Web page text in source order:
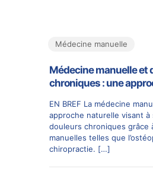
Médecine manuelle
Médecine manuelle et
chroniques : une
EN BREF La médecine
approche naturelle visant à
douleurs chroniques grâce
manuelles telles que
chiropractie. […]